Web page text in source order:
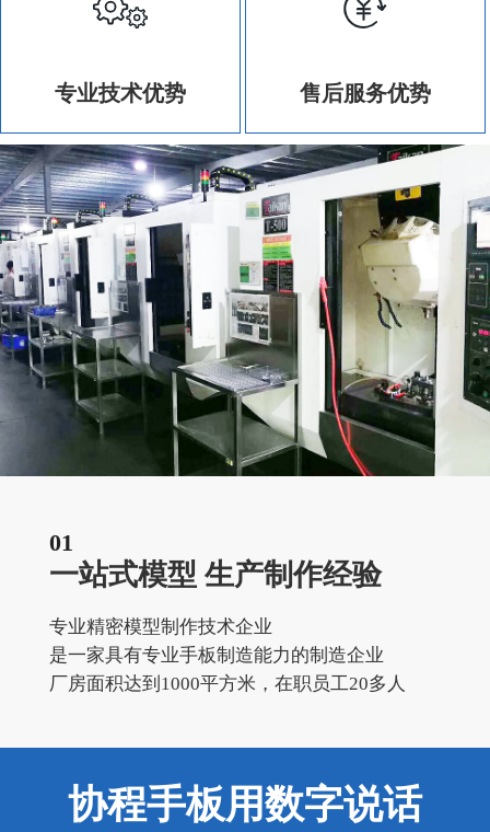
专业技术优势 售后服务优势
01
一站式模型 生产制作经验
专业精密模型制作技术企业
是一家具有专业手板制造能力的制造企业
厂房面积达到1000平方米，在职员工20多人
协程手板用数字说话